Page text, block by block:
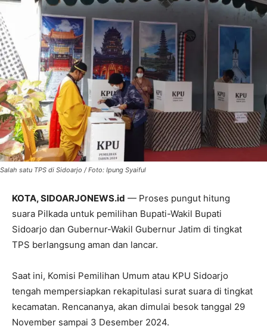
Salah satu TPS di Sidoarjo / Foto: Ipung Syaiful
KOTA, SIDOARJONEWS.id — Proses pungut hitung
suara Pilkada untuk pemilihan Bupati-Wakil Bupati
Sidoarjo dan Gubernur-Wakil Gubernur Jatim di tingkat
TPS berlangsung aman dan lancar.
Saat ini, Komisi Pemilihan Umum atau KPU Sidoarjo
tengah mempersiapkan rekapitulasi surat suara di tingkat
kecamatan. Rencananya, akan dimulai besok tanggal 29
November sampai 3 Desember 2024.